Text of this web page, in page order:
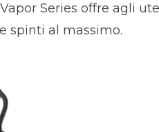
Series offre agli
spinti al massimo.